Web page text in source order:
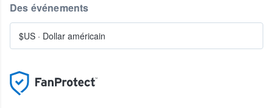
Des événements
$US · Dollar américain